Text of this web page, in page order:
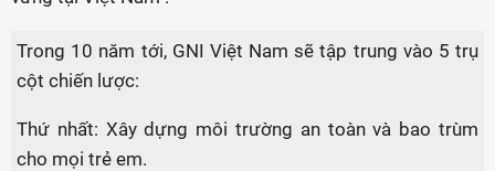
Trong 10 năm tới, GNI Việt Nam sẽ tập trung vào 5 trụ
cột chiến lược:
Thứ nhất: Xây dựng môi trường an toàn và bao trùm
cho mọi trẻ em.